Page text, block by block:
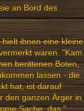
an Bord des
ihnen eine kleine
waren. "Kam
berittenen Boten,
lassen - die
hat, ist darauf
den ganzen Ärger in
Sache, das."